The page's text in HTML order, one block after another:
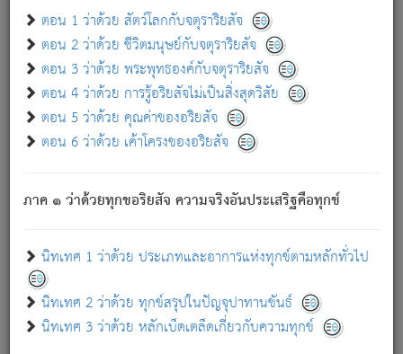
ตอน 1 ว่าด้วย สัตว์โลกกับจตุราริยสัจ
ตอน 2 ว่าด้วย ชีวิตมนุษย์กับจตุราริยสัจ
ตอน 3 ว่าด้วย พระพุทธองค์กับจตุราริยสัจ
ตอน 4 ว่าด้วย การรู้อริยสัจไม่เป็นสิ่งสุดวิสัย
ตอน 5 ว่าด้วย คุณค่าของอริยสัจ
ตอน 6 ว่าด้วย เค้าโครงของอริยสัจ
ภาค ๑ ว่าด้วยทุกขอริยสัจ ความจริงอันประเสริฐคือทุกข์
นิทเทศ 1 ว่าด้วย ประเภทและอาการแห่งทุกข์ตามหลักทั่วไป
นิทเทศ 2 ว่าด้วย ทุกข์สรุปในปัญจุปาทานขันธ์
นิทเทศ 3 ว่าด้วย หลักเบ็ดเตล็ดเกี่ยวกับความทุกข์
เขาเพลิดเพลินยิ่งนักในสิ่งใด สิ่งนั้นเป็นภัย (ที่เขาไม่รู้จัก)
เขากลัวต่อสิ่งใดสิ่งนั้นเป็นทุกข์
พรหมจรรย์นี้ อันบุคคลย่อมประพฤติ ก็เพื่อการละขาดซึ่ง
ภพ.
สมณะหรือพราหมณ์เหล่าใด กล่าวความหลุดพ้นจากภพว่า
มีได้เพราะภพ เรากล่าวว่า สมณะหรือพราหมณ์ทั้งปวงนั้น
มิใช่ผู้หลดพ้นจากภพ.
ภพ ว่ามีได้เพราะวิภพ[2]: เรากล่าวว่า สมณะหรือพราหมณ์ทั้ง
ปวงนั้น ก็ยังสลัดภพออกไปไม่ได้.
ก็ทุกข์นี้มีขึ้น เพราะอาศัยซึ่งอุปธิทั้งปวง.
เพราะความสิ้นไปแห่งอุปาทานทั้งปวง ความเกิดขึ้นแห่ง
ทุกข์จึงไม่มี.
ท่านจงดูโลกนี้เถิด (จะเห็นว่า) สัตว์ทั้งหลายอันอวิชาหนา
แน่นบังหนาแล้ว; และว่า สัตว์ผู้ยินดีในภพอันเป็นแล้วนั้น ย่อม